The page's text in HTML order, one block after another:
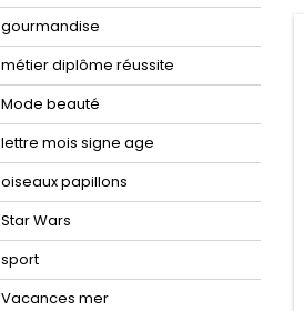
gourmandise
métier diplôme réussite
Mode beauté
lettre mois signe age
oiseaux papillons
Star Wars
sport
Vacances mer